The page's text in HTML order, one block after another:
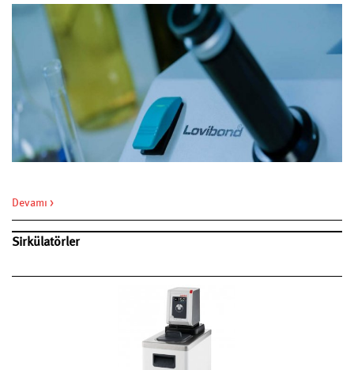
Devamı >
Sirkülatörler